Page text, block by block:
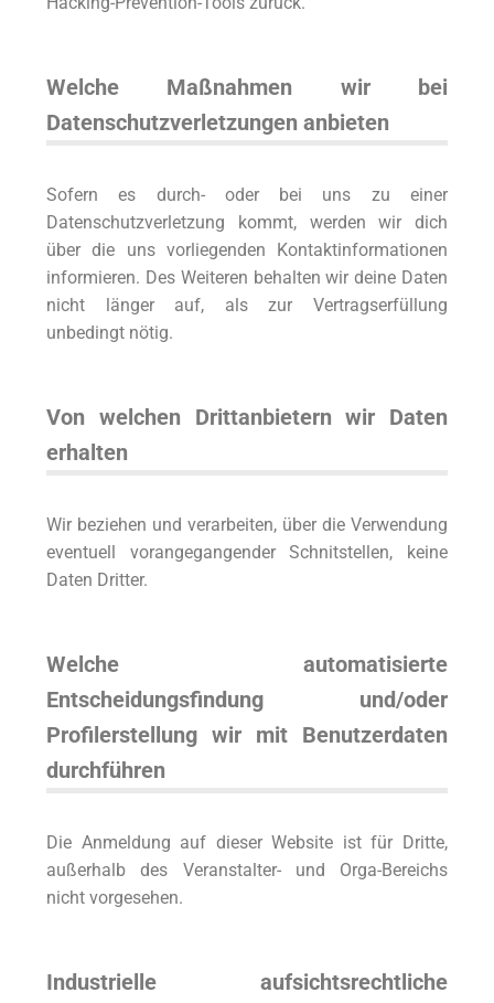
Welche Maßnahmen wir bei
Datenschutzverletzungen anbieten
Sofern es durch- oder bei uns zu einer
Datenschutzverletzung kommt, werden wir dich
über die uns vorliegenden Kontaktinformationen
informieren. Des Weiteren behalten wir deine Daten
nicht länger auf, als zur Vertragserfüllung
unbedingt nötig.
Von welchen Drittanbietern wir Daten
erhalten
Wir beziehen und verarbeiten, über die Verwendung
eventuell vorangegangender Schnitstellen, keine
Daten Dritter.
Welche automatisierte
Entscheidungsfindung und/oder
Profilerstellung wir mit Benutzerdaten
durchführen
Die Anmeldung auf dieser Website ist für Dritte,
außerhalb des Veranstalter- und Orga-Bereichs
nicht vorgesehen.
Industrielle aufsichtsrechtliche